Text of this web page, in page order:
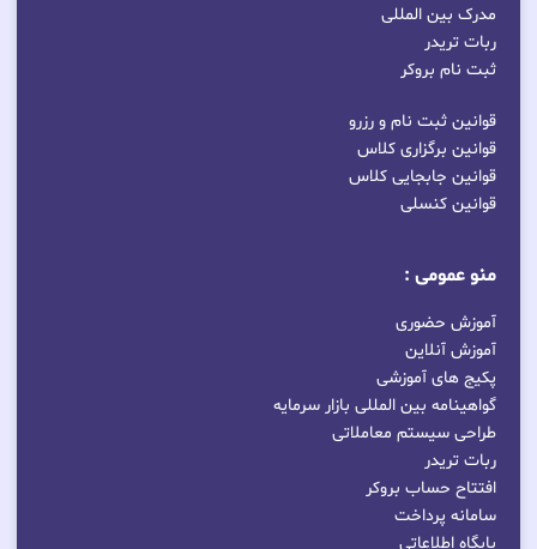
مدرک بین المللی
ربات تریدر
ثبت نام بروکر
قوانین ثبت نام و رزرو
قوانین برگزاری کلاس
قوانین جابجایی کلاس
قوانین کنسلی
منو عمومی :
آموزش حضوری
آموزش آنلاین
پکیج های آموزشی
گواهینامه بین المللی بازار سرمایه
طراحی سیستم معاملاتی
ربات تریدر
افتتاح حساب بروکر
سامانه پرداخت
پایگاه اطلاعاتی